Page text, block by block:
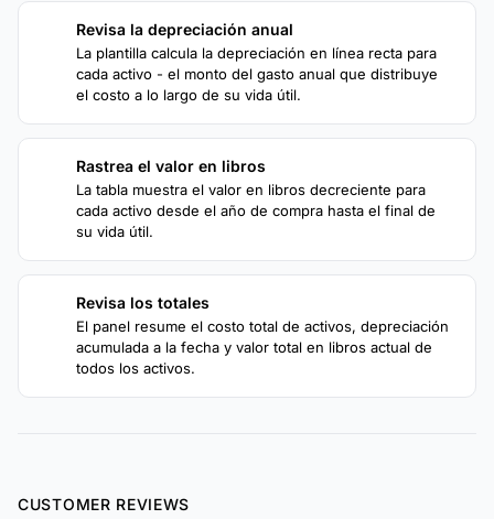
Revisa la depreciación anual
La plantilla calcula la depreciación en línea recta para
cada activo - el monto del gasto anual que distribuye
el costo a lo largo de su vida útil.
Rastrea el valor en libros
La tabla muestra el valor en libros decreciente para
cada activo desde el año de compra hasta el final de
su vida útil.
Revisa los totales
El panel resume el costo total de activos, depreciación
acumulada a la fecha y valor total en libros actual de
todos los activos.
CUSTOMER REVIEWS